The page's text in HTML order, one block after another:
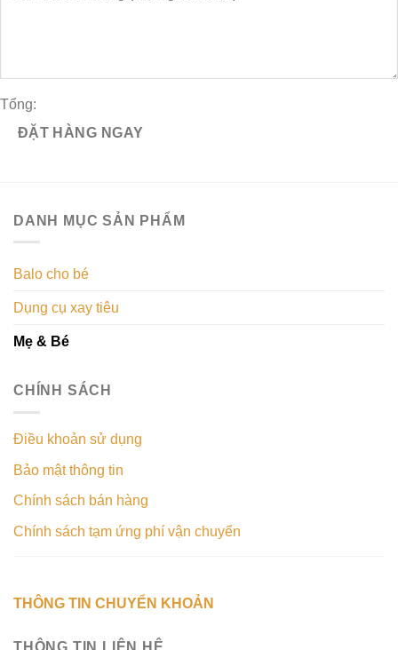
Tổng:
ĐẶT HÀNG NGAY
DANH MỤC SẢN PHẨM
Balo cho bé
Dụng cụ xay tiêu
Mẹ & Bé
CHÍNH SÁCH
Điều khoản sử dụng
Bảo mật thông tin
Chính sách bán hàng
Chính sách tạm ứng phí vận chuyển
THÔNG TIN CHUYỂN KHOẢN
THÔNG TIN LIÊN HỆ